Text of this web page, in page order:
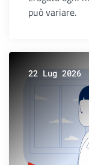
può variare.
22 Lug 2026